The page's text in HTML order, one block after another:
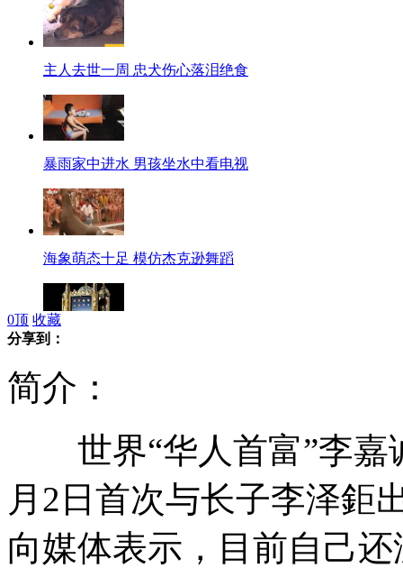
主人去世一周 忠犬伤心落泪绝食
暴雨家中进水 男孩坐水中看电视
海象萌态十足 模仿杰克逊舞蹈
大象泳池畔喝水 吓傻池中男子
排挡占道被查 店主持刀追砍城管
0顶 收藏
分享到：
简介：
世界“华人首富”李嘉
月2日首次与长子李泽鉅
向媒体表示，目前自己